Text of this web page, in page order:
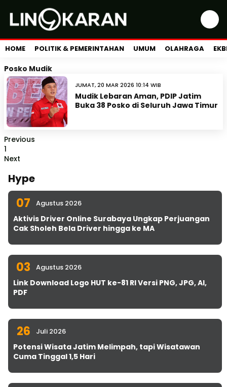
HOME POLITIK & PEMERINTAHAN UMUM OLAHRAGA
Posko Mudik
JUMAT, 20 MAR 2026 10:14 WIB
Mudik Lebaran Aman, PDIP Jatim
Buka 38 Posko di Seluruh Jawa Timur
Previous
1
Next
Hype
07 Agustus 2026
Aktivis Driver Online Surabaya Ungkap Perjuangan
Cak Sholeh Bela Driver hingga ke MA
03 Agustus 2026
Link Download Logo HUT ke-81 RI Versi PNG, JPG, AI,
PDF
26 Juli 2026
Potensi Wisata Jatim Melimpah, tapi Wisatawan
Cuma Tinggal 1,5 Hari